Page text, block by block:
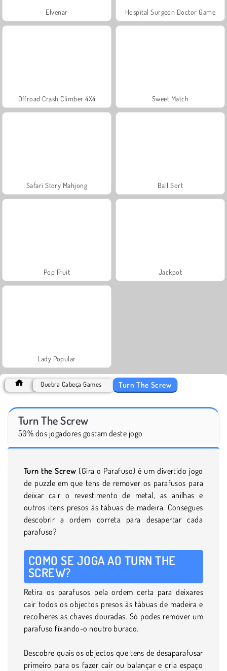
Elvenar Hospital Surgeon Doctor Game
Offroad Crash Climber 4X4 Sweet Match
Safari Story Mahjong Ball Sort
Pop Fruit Jackpot
Lady Popular
Quebra Cabeça Games Turn The Screw
Turn The Screw
50% dos jogadores gostam deste jogo
Turn the Screw (Gira o Parafuso) é um divertido jogo
de puzzle em que tens de remover os parafusos para
deixar cair o revestimento de metal, as anilhas e
outros itens presos às tábuas de madeira. Consegues
descobrir a ordem correta para desapertar cada
parafuso?
COMO SE JOGA AO TURN THE
SCREW?
Retira os parafusos pela ordem certa para deixares
cair todos os objectos presos às tábuas de madeira e
recolheres as chaves douradas. Só podes remover um
parafuso fixando-o noutro buraco.
Descobre quais os objectos que tens de desaparafusar
primeiro para os fazer cair ou balançar e cria espaço